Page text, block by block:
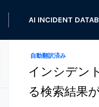
AI INCIDENT
自動翻訳済み
インシデン
る検索結果